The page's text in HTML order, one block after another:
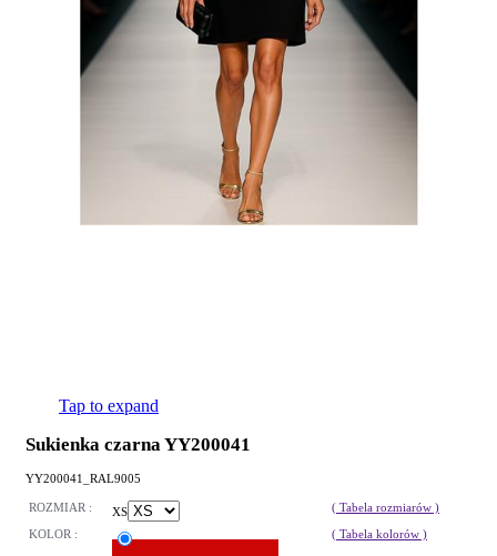
Tap to expand
Sukienka czarna YY200041
YY200041_RAL9005
ROZMIAR : XS
( Tabela rozmiarów )
KOLOR :
( Tabela kolorów )